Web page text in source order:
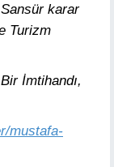
karar
Turizm
İmtihandı,
mustafa-